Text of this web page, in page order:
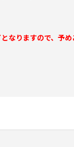
なりますので、予